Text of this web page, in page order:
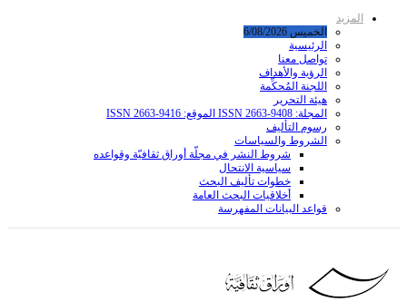
المزيد
الخميس 6/08/2026
الرئيسية
تواصل معنا
الرؤية والأهداف
اللجنة المُحكِّمة
هيئة التحرير
المجلة: ISSN 2663-9408 الموقع: ISSN 2663-9416
رسوم التأليف
الشروط والسياسات
شروط النشر في مجلّة أوراق ثقافيّة وقواعده
سياسية الانتحال
خطوات تأليف البحث
أخلاقيات البحث العامة
قواعد البیانات المفهرسة